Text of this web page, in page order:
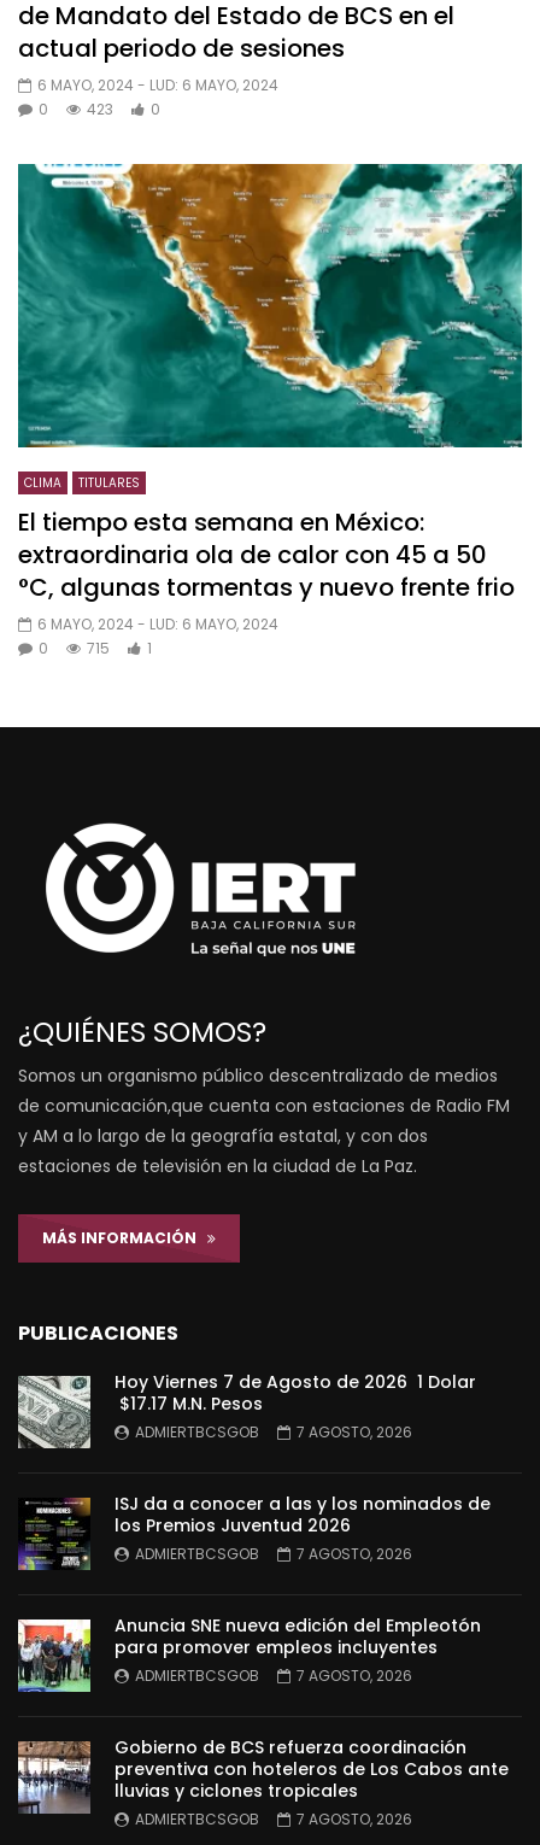
de Mandato del Estado de BCS en el
actual periodo de sesiones
6 MAYO, 2024 - LUD: 6 MAYO, 2024
0
423 0
CLIMA TITULARES
El tiempo esta semana en México:
extraordinaria ola de calor con 45 a 50
°C, algunas tormentas y nuevo frente frio
6 MAYO, 2024 - LUD: 6 MAYO, 2024
0
715 1
¿QUIÉNES SOMOS?
Somos un organismo público descentralizado de medios
de comunicación,que cuenta con estaciones de Radio FM
y AM a lo largo de la geografía estatal, y con dos
estaciones de televisión en la ciudad de La Paz.
MÁS INFORMACIÓN
PUBLICACIONES
Hoy Viernes 7 de Agosto de 2026 1 Dolar
$17.17 M.N. Pesos
ADMIERTBCSGOB 7 AGOSTO, 2026
ISJ da a conocer a las y los nominados de
los Premios Juventud 2026
ADMIERTBCSGOB 7 AGOSTO, 2026
Anuncia SNE nueva edición del Empleotón
para promover empleos incluyentes
ADMIERTBCSGOB 7 AGOSTO, 2026
Gobierno de BCS refuerza coordinación
preventiva con hoteleros de Los Cabos ante
lluvias y ciclones tropicales
ADMIERTBCSGOB 7 AGOSTO, 2026